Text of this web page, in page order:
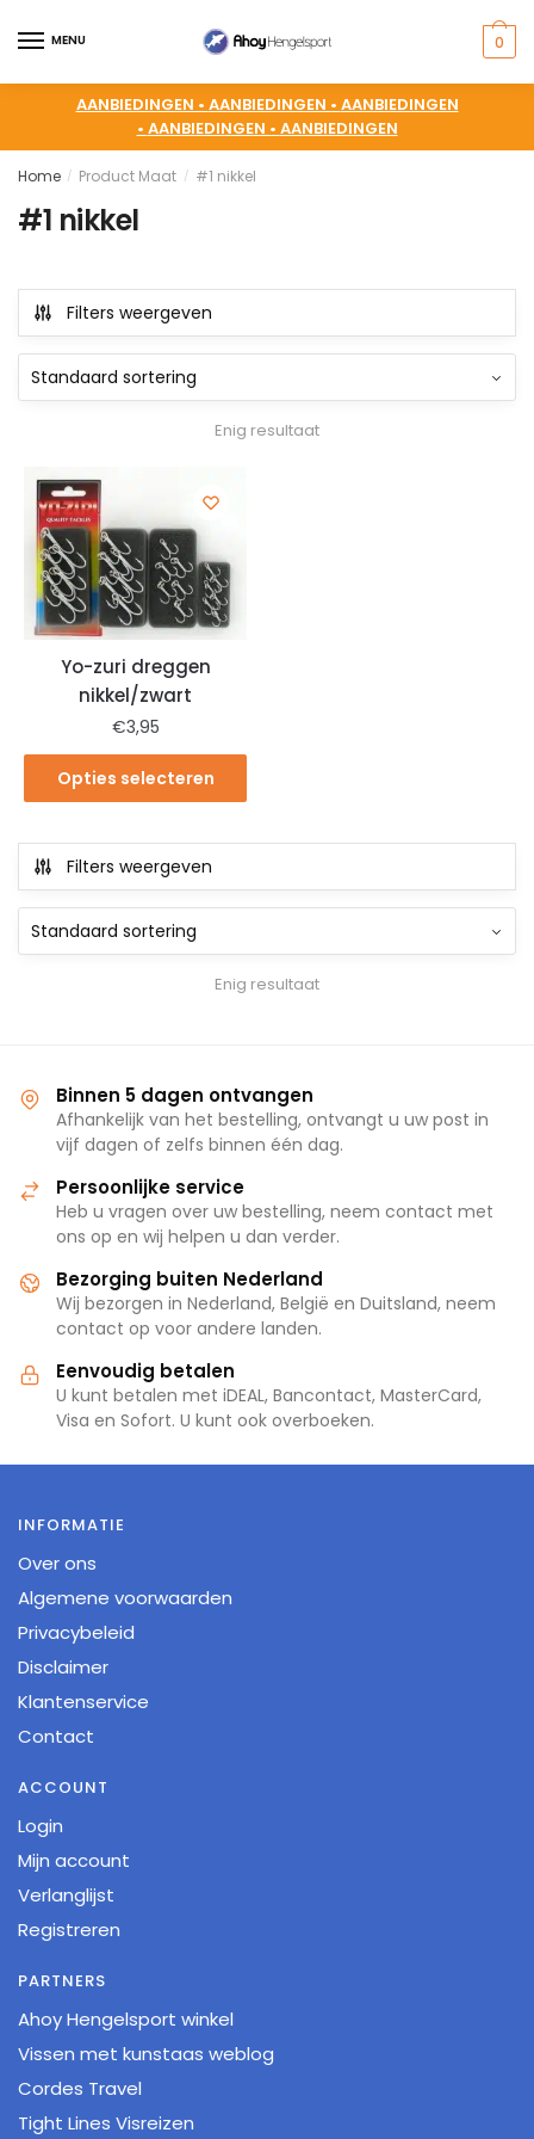
MENU 0
AANBIEDINGEN • AANBIEDINGEN • AANBIEDINGEN
• AANBIEDINGEN • AANBIEDINGEN
Home / Product Maat / #1 nikkel
#1 nikkel
Filters weergeven
Enig resultaat
Yo-zuri dreggen
nikkel/zwart
€3,95
Opties selecteren
Filters weergeven
Enig resultaat
Binnen 5 dagen ontvangen
Afhankelijk van het bestelling, ontvangt u uw post in
vijf dagen of zelfs binnen één dag.
Persoonlijke service
Heb u vragen over uw bestelling, neem contact met
ons op en wij helpen u dan verder.
Bezorging buiten Nederland
Wij bezorgen in Nederland, België en Duitsland, neem
contact op voor andere landen.
Eenvoudig betalen
U kunt betalen met iDEAL, Bancontact, MasterCard,
Visa en Sofort. U kunt ook overboeken.
INFORMATIE
Over ons
Algemene voorwaarden
Privacybeleid
Disclaimer
Klantenservice
Contact
ACCOUNT
Login
Mijn account
Verlanglijst
Registreren
PARTNERS
Ahoy Hengelsport winkel
Vissen met kunstaas weblog
Cordes Travel
Tight Lines Visreizen